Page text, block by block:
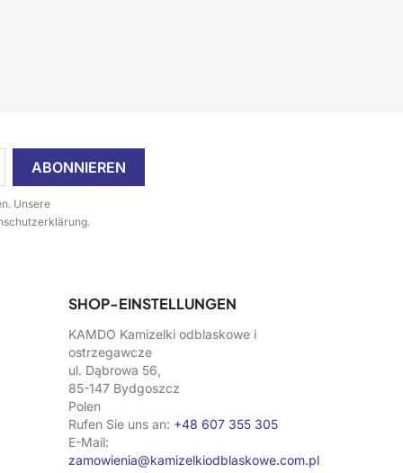
Unsere
SHOP-EINSTELLUNGEN
KAMDO Kamizelki odblaskowe i
ostrzegawcze
ul. Dąbrowa 56,
85-147 Bydgoszcz
Polen
Rufen Sie uns an: +48 607 355 305
E-Mail:
zamowienia@kamizelkiodblaskowe.com.pl